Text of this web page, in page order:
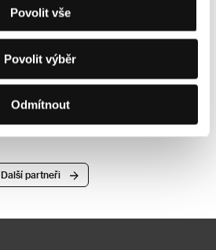
Povolit vše
Povolit výběr
Odmítnout
Další partneři